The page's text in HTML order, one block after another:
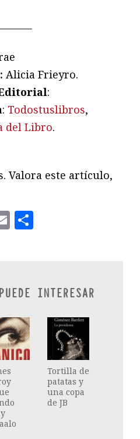
Alicia Frieyro.
:
: Todostuslibros,
del Libro.
Valora este artículo,
Email
INTERESAR
Tortilla de
patatas y
una copa
de JB